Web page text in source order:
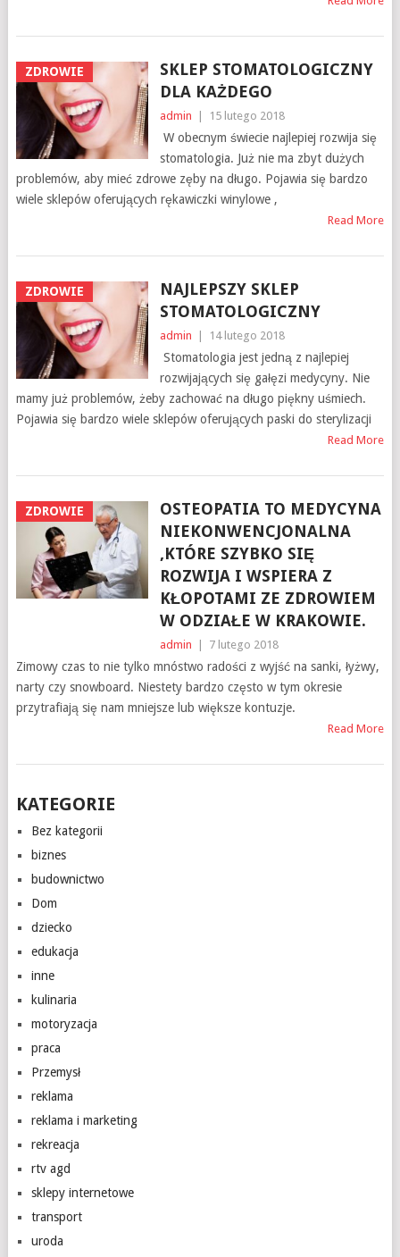
ZDROWIE
SKLEP STOMATOLOGICZNY
DLA KAŻDEGO
admin 15 lutego 2018
W obecnym świecie najlepiej rozwija się
stomatologia. Już nie ma zbyt dużych
problemów, aby mieć zdrowe zęby na długo. Pojawia się bardzo
wiele sklepów oferujących rękawiczki winylowe ,
Read More
ZDROWIE
NAJLEPSZY SKLEP
STOMATOLOGICZNY
admin 14 lutego 2018
Stomatologia jest jedną z najlepiej
rozwijających się gałęzi medycyny. Nie
mamy już problemów, żeby zachować na długo piękny uśmiech.
Pojawia się bardzo wiele sklepów oferujących paski do sterylizacji
Read More
ZDROWIE
OSTEOPATIA TO MEDYCYNA
NIEKONWENCJONALNA
,KTÓRE SZYBKO SIĘ
ROZWIJA I WSPIERA Z
KŁOPOTAMI ZE ZDROWIEM
W ODZIAŁE W KRAKOWIE.
admin 7 lutego 2018
Zimowy czas to nie tylko mnóstwo radości z wyjść na sanki, łyżwy,
narty czy snowboard. Niestety bardzo często w tym okresie
przytrafiają się nam mniejsze lub większe kontuzje.
Read More
KATEGORIE
Bez kategorii
biznes
budownictwo
Dom
dziecko
edukacja
inne
kulinaria
motoryzacja
praca
Przemysł
reklama
reklama i marketing
rekreacja
rtv agd
sklepy internetowe
transport
uroda